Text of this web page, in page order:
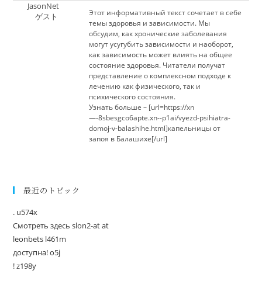
JasonNet
ゲスト
Этот информативный текст сочетает в себе
темы здоровья и зависимости. Мы
обсудим, как хронические заболевания
могут усугубить зависимости и наоборот,
как зависимость может влиять на общее
состояние здоровья. Читатели получат
представление о комплексном подходе к
лечению как физического, так и
психического состояния.
Узнать больше – [url=https://xn
—-8sbesgco6apte.xn--p1ai/vyezd-psihiatra-
domoj-v-balashihe.html]капельницы от
запоя в Балашихе[/url]
最近のトピック
. u574x
Смотреть здесь slon2-at at
leonbets l461m
доступна! o5j
! z198y